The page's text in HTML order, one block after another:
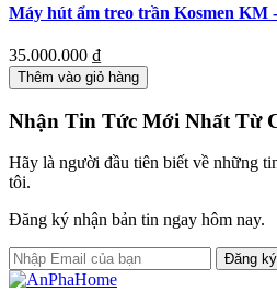
Máy hút ẩm treo trần Kosmen KM
35.000.000 ₫
Thêm vào giỏ hàng
Nhận Tin Tức Mới Nhất Từ
Hãy là người đầu tiên biết về những
tôi.
Đăng ký nhận bản tin ngay hôm nay.
Đăng